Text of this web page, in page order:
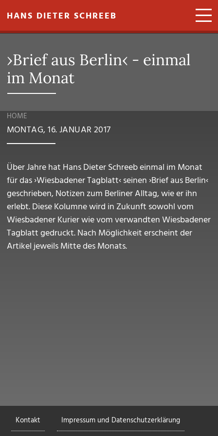
HANS DIETER SCHREEB
›Brief aus Berlin‹ - einmal
im Monat
HOME
MONTAG, 16. JANUAR 2017
Über Jahre hat Hans Dieter Schreeb einmal im Monat
für das ›Wiesbadener Tagblatt‹ seinen ›Brief aus Berlin‹
geschrieben, Notizen zum Berliner Alltag, wie er ihn
erlebt. Diese Kolumne wird in Zukunft sowohl vom
Wiesbadener Kurier wie vom verwandten Wiesbadener
Tagblatt gedruckt. Nach Möglichkeit erscheint der
Artikel jeweils Mitte des Monats.
Fußzeile
Kontakt Impressum und Datenschutzerklärung